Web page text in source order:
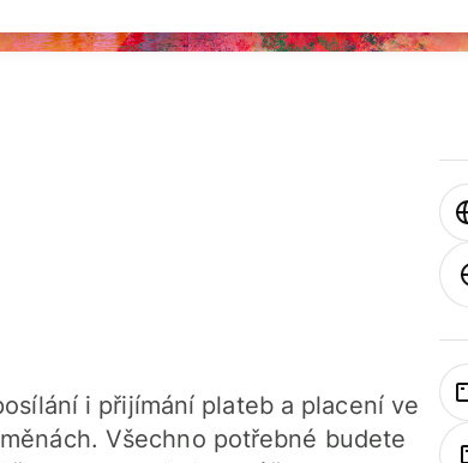
i přijímání plateb a placení ve
Všechno potřebné budete